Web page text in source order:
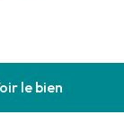
le bien